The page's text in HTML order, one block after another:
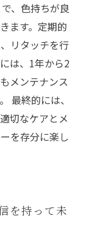
、色持ちが良
ます。定期的
リタッチを行
は、1年から2
メンテナンス
最終的には、
切なケアとメ
を存分に楽し
を持って未